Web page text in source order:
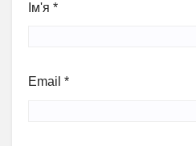
Ім'я *
Email *